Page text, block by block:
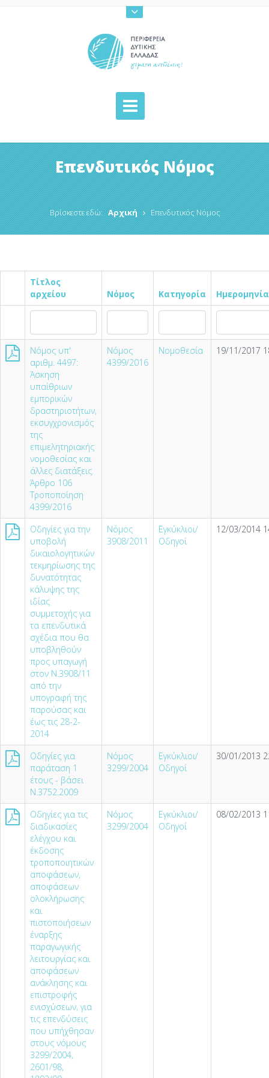
Επενδυτικός Νόμος
Βρίσκεστε εδώ: Αρχική Επενδυτικός Νόμος
Τίτλος
αρχείου
Νόμος Κατηγορία Ημερομηνία
Νόμος υπ'
αριθμ. 4497:
Άσκηση
υπαίθριων
εμπορικών
δραστηριοτήτων,
εκσυγχρονισμός
της
επιμελητηριακής
νομοθεσίας και
άλλες διατάξεις.
Άρθρο 106
Τροποποίηση
4399/2016
Νόμος
4399/2016
Νομοθεσία 19/11/2017
Οδηγίες για την
υποβολή
δικαιολογητικών
τεκµηρίωσης της
δυνατότητας
κάλυψης της
ιδίας
συµµετοχής για
τα επενδυτικά
σχέδια που θα
υποβληθούν
προς υπαγωγή
στον Ν.3908/11
από την
υπογραφή της
παρούσας και
έως τις 28-2-
2014
Νόμος
3908/2011
Εγκύκλιοι/
Οδηγοί
12/03/2014
Οδηγίες για
παράταση 1
έτους - βάσει
Ν.3752.2009
Νόμος
3299/2004
Εγκύκλιοι/
Οδηγοί
30/01/2013
Οδηγίες για τις
διαδικασίες
ελέγχου και
έκδοσης
τροποποιητικών
αποφάσεων,
αποφάσεων
ολοκλήρωσης
και
πιστοποιήσεων
έναρξης
παραγωγικής
λειτουργίας και
αποφάσεων
ανάκλησης και
επιστροφής
ενισχύσεων, για
τις επενδύσεις
που υπήχθησαν
στους νόμους
3299/2004,
2601/98,
Νόμος
3299/2004
Εγκύκλιοι/
Οδηγοί
08/02/2013